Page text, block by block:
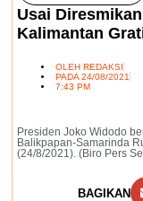
Usai
Kalimantan
OLEH REDAKSI
PADA 24/08/2021
7:43 PM
Presiden Joko Widodo
Balikpapan-Samarinda
(24/8/2021). (Biro Pers
BAGIKAN